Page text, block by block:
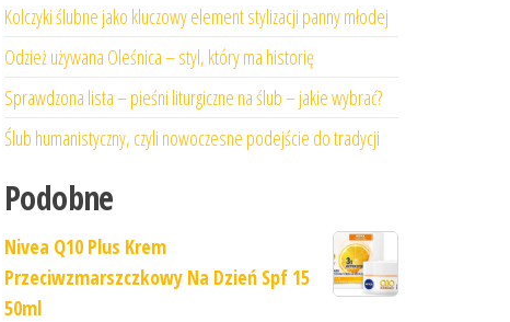
Kolczyki ślubne jako kluczowy element stylizacji panny młodej
Odzież używana Oleśnica – styl, który ma historię
Sprawdzona lista – pieśni liturgiczne na ślub – jakie wybrać?
Ślub humanistyczny, czyli nowoczesne podejście do tradycji
Podobne
Nivea Q10 Plus Krem
Przeciwzmarszczkowy Na Dzień Spf 15
50ml